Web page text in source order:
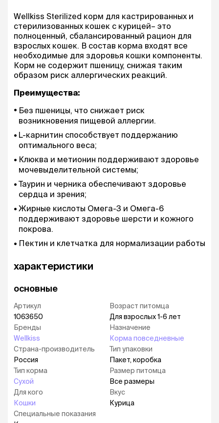
Wellkiss Sterilized корм для кастрированных и
стерилизованных кошек с курицей– это
полноценный, сбалансированный рацион для
взрослых кошек. В состав корма входят все
необходимые для здоровья кошки компоненты.
Корм не содержит пшеницу, снижая таким
образом риск аллергических реакций.
Преимущества:
Без пшеницы, что снижает риск
возникновения пищевой аллергии.
L-карнитин способствует поддержанию
оптимального веса;
Клюква и метионин поддерживают здоровье
мочевыделительной системы;
Таурин и черника обеспечивают здоровье
сердца и зрения;
Жирные кислоты Омега-3 и Омега-6
поддерживают здоровье шерсти и кожного
покрова.
Пектин и клетчатка для нормализации работы
состояния организма животного.
что очень актуально для кошек,
В составе корма есть розмарин - природный
характеристики
основные
Артикул
1063650
Бренды
Wellkiss
Страна-производитель
Россия
Тип корма
Сухой
Для кого
Кошки
Специальные показания
Возраст питомца
Для взрослых 1-6 лет
Назначение
Корма повседневные
Тип упаковки
Пакет, коробка
Размер питомца
Все размеры
Вкус
Курица